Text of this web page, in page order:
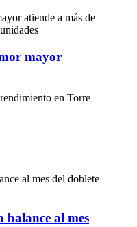
mayor
balance al mes